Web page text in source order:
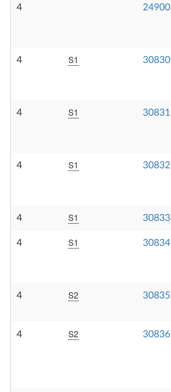
4 24900
4 S1 30830
4 S1 30831
4 S1 30832
4 S1 30833
4 S1 30834
4 S2 30835
4 S2 30836